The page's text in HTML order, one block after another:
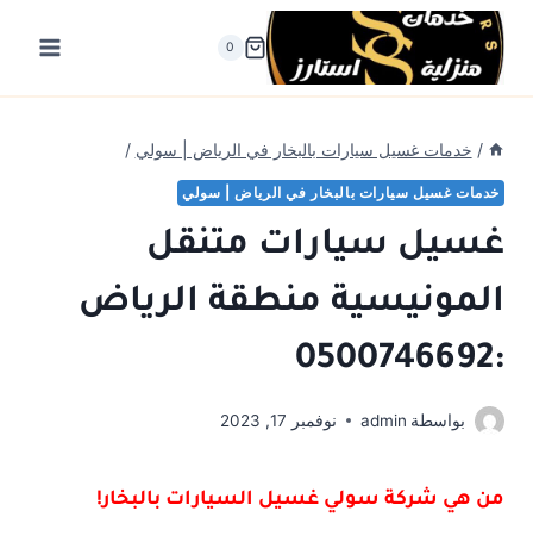
التجاوز
المحتوى
0
/ خدمات غسيل سيارات بالبخار في الرياض | سولي /
خدمات غسيل سيارات بالبخار في الرياض | سولي
غسيل سيارات متنقل
المونيسية منطقة الرياض
:0500746692
بواسطة admin نوفمبر 17, 2023
من هي شركة سولي غسيل السيارات بالبخار!